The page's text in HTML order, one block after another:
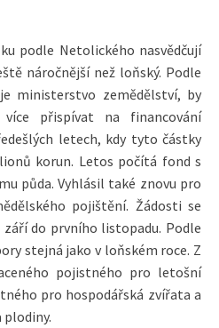
podle Netolického nasvědčují
náročnější než loňský. Podle
ministerstvo zemědělství, by
přispívat na financování
letech, kdy tyto částky
korun. Letos počítá fond s
půda. Vyhlásil také znovu pro
pojištění. Žádosti se
do prvního listopadu. Podle
stejná jako v loňském roce. Z
pojistného pro letošní
pro hospodářská zvířata a